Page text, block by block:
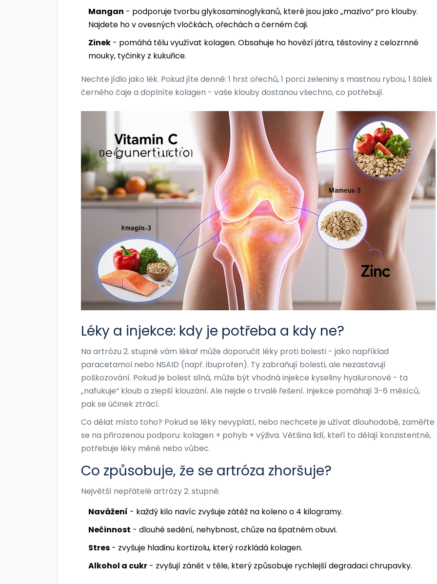
Mangan - podporuje tvorbu glykosaminoglykanů, které jsou jako „mazivo“ pro klouby.
Najdete ho v ovesných vločkách, ořechách a černém čaji.
Zinek - pomáhá tělu využívat kolagen. Obsahuje ho hovězí játra, těstoviny z celozrnné
mouky, tyčinky z kukuřice.
Nechte jídlo jako lék. Pokud jíte denně: 1 hrst ořechů, 1 porci zeleniny s mastnou rybou, 1 šálek
černého čaje a doplníte kolagen - vaše klouby dostanou všechno, co potřebují.
Léky a injekce: kdy je potřeba a kdy ne?
Na artrózu 2. stupně vám lékař může doporučit léky proti bolesti - jako například
paracetamol nebo NSAID (např. ibuprofen). Ty zabraňují bolesti, ale nezastavují
poškozování. Pokud je bolest silná, může být vhodná injekce kyseliny hyaluronové - ta
„nafukuje“ kloub a zlepší klouzání. Ale nejde o trvalé řešení. Injekce pomáhají 3-6 měsíců,
pak se účinek ztrácí.
Co dělat místo toho? Pokud se léky nevyplatí, nebo nechcete je užívat dlouhodobě, zaměřte
se na přirozenou podporu: kolagen + pohyb + výživa. Většina lidí, kteří to dělají konzistentně,
potřebuje léky méně nebo vůbec.
Co způsobuje, že se artróza zhoršuje?
Největší nepřátelé artrózy 2. stupně:
Navážení - každý kilo navíc zvyšuje zátěž na koleno o 4 kilogramy.
Nečinnost - dlouhé sedění, nehybnost, chůze na špatném obuvi.
Stres - zvyšuje hladinu kortizolu, který rozkládá kolagen.
Alkohol a cukr - zvyšují zánět v těle, který způsobuje rychlejší degradaci chrupavky.